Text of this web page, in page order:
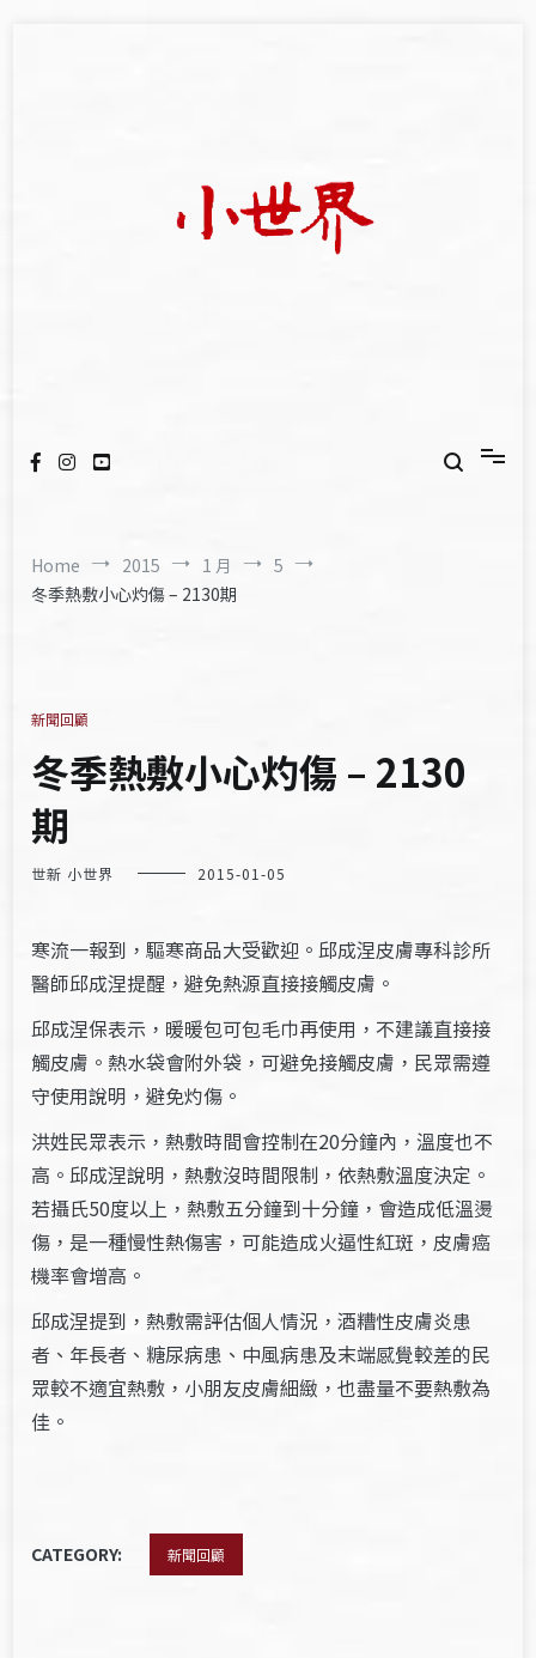
Home 2015 1 月
5
冬季熱敷小心灼傷 – 2130期
新聞回顧
冬季熱敷小心灼傷 – 2130
期
世新 小世界 2015-01-05
寒流一報到，驅寒商品大受歡迎。邱成涅皮膚專科診所
醫師邱成涅提醒，避免熱源直接接觸皮膚。
邱成涅保表示，暖暖包可包毛巾再使用，不建議直接接
觸皮膚。熱水袋會附外袋，可避免接觸皮膚，民眾需遵
守使用說明，避免灼傷。
洪姓民眾表示，熱敷時間會控制在20分鐘內，溫度也不
高。邱成涅說明，熱敷沒時間限制，依熱敷溫度決定。
若攝氏50度以上，熱敷五分鐘到十分鐘，會造成低溫燙
傷，是一種慢性熱傷害，可能造成火逼性紅斑，皮膚癌
機率會增高。
邱成涅提到，熱敷需評估個人情況，酒糟性皮膚炎患
者、年長者、糖尿病患、中風病患及末端感覺較差的民
眾較不適宜熱敷，小朋友皮膚細緻，也盡量不要熱敷為
佳。
CATEGORY: 新聞回顧